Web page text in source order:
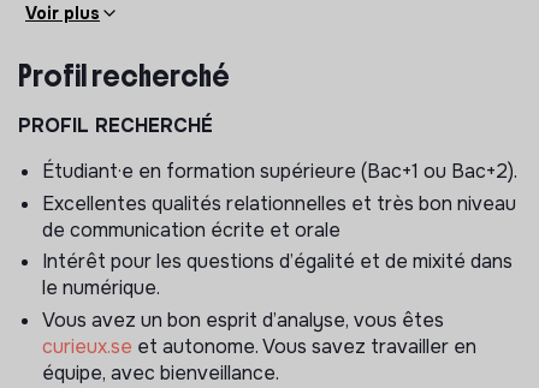
dans le collectif de travail et l’association amorce
également un projet de
donner toute leur place aux Ambassadrices
BECOMTECH dans l’association. En fort développement
territorial, l’association mène ses projets dans 4 régions
en France et a entamé une deuxième phase de
changement d’échelle. En parallèle, de nouvelles
expérimentations seront menées.
Nous recherchons un·e alternant·e Chargé·e de
mobilisation
MISSIONS
Voir plus
Profil recherché
PROFIL RECHERCHÉ
Étudiant·e en formation supérieure (Bac+1 ou Bac+2).
Excellentes qualités relationnelles et très bon niveau
de communication écrite et orale
Intérêt pour les questions d’égalité et de mixité dans
le numérique.
Vous avez un bon esprit d’analyse, vous êtes
curieux.se et autonome. Vous savez travailler en
équipe, avec bienveillance.